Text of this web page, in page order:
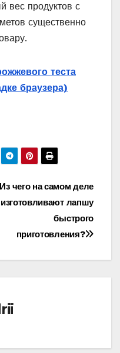
вес продуктов с
существенно
теста
браузера)
Из чего на самом деле
изготовливают лапшу
быстрого
приготовления?